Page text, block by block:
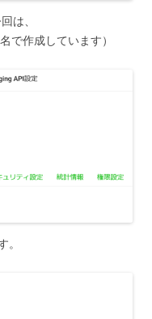
は、
で作成しています）